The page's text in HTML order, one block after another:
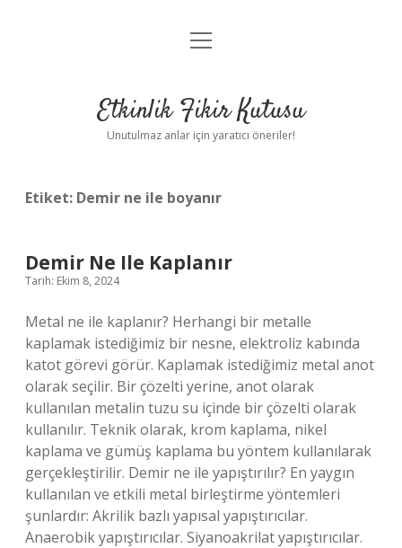
Anasayfa
Yasal Uyarı
menüyü
Etkinlik Fikir Kutusu
Unutulmaz anlar için yaratıcı öneriler!
Etiket: Demir ne ile boyanır
Demir Ne Ile Kaplanır
Tarih: Ekim 8, 2024
Metal ne ile kaplanır? Herhangi bir metalle
kaplamak istediğimiz bir nesne, elektroliz kabında
katot görevi görür. Kaplamak istediğimiz metal anot
olarak seçilir. Bir çözelti yerine, anot olarak
kullanılan metalin tuzu su içinde bir çözelti olarak
kullanılır. Teknik olarak, krom kaplama, nikel
kaplama ve gümüş kaplama bu yöntem kullanılarak
gerçekleştirilir. Demir ne ile yapıştırılır? En yaygın
kullanılan ve etkili metal birleştirme yöntemleri
şunlardır: Akrilik bazlı yapısal yapıştırıcılar.
Anaerobik yapıştırıcılar. Siyanoakrilat yapıştırıcılar.